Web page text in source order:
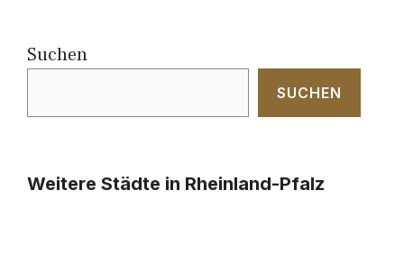
Suchen
SUCHEN
Weitere Städte in Rheinland-Pfalz